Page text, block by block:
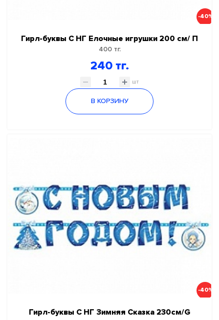
-40%
Гирл-буквы С НГ Елочные игрушки 200 см/ П
400 тг.
240 тг.
шт
В КОРЗИНУ
-40%
Гирл-буквы С НГ Зимняя Сказка 230см/G